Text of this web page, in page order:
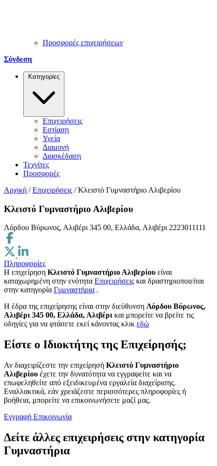
Προσφορές επιχειρήσεων
Σύνδεση
Κατηγορίες
Επιχειρήσεις
Εστίαση
Υγεία
Διαμονή
Διασκέδαση
Τεχνίτες
Προσφορές
Αρχική / Επιχειρήσεις / Κλειστό Γυμναστήριο Αλιβερίου
Κλειστό Γυμναστήριο Αλιβερίου
Λόρδου Βύρωνος, Αλιβέρι 345 00, Ελλάδα, Αλιβέρι 2223011111
Πληροφορίες
Η επιχείρηση Κλειστό Γυμναστήριο Αλιβερίου είναι
καταχωρημένη στην ενότητα Επιχειρήσεις και δραστηριοποιείται
στην κατηγορία Γυμναστήρια .
H έδρα της επιχείρησης είναι στην διεύθυνση Λόρδου Βύρωνος,
Αλιβέρι 345 00, Ελλάδα, Αλιβέρι και μπορείτε να βρείτε τις
οδηγίες για να φτάσετε εκεί κάνοντας κλικ εδώ
Είστε ο Ιδιοκτήτης της Επιχείρησής;
Αν διαχειρίζεστε την επιχείρησή Κλειστό Γυμναστήριο
Αλιβερίου έχετε την δυνατότητα να εγγραφείτε και να
επωφεληθείτε από εξειδικευμένα εργαλεία διαχείρισης.
Εναλλακτικά, εάν χρειάζεστε περισσότερες πληροφορίες ή
βοήθεια, μπορείτε να επικοινωνήσετε μαζί μας.
Εγγραφή Επικοινωνία
Δείτε άλλες επιχειρήσεις στην κατηγορία
Γυμναστήρια